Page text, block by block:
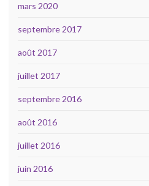
mars 2020
septembre 2017
août 2017
juillet 2017
septembre 2016
août 2016
juillet 2016
juin 2016